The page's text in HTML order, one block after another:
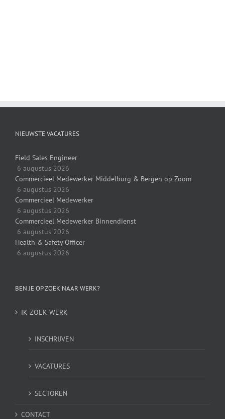
NIEUWSTE VACATURES
Field Sales Engineer
6 augustus 2026
Commercieel Medewerker Middelburg & Bergen op Zoom
6 augustus 2026
Commercieel Medewerker
6 augustus 2026
Commercieel Medewerker Binnendienst
6 augustus 2026
Health & Safety Officer
6 augustus 2026
BEN JE OP ZOEK NAAR WERK?
IK ZOEK WERK
INSCHRIJVEN
VACATURES
SECTOREN
CONTACT